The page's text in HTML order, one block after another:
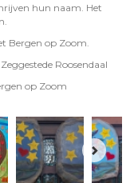
hun naam. Het
Bergen op Zoom.
Roosendaal
op Zoom